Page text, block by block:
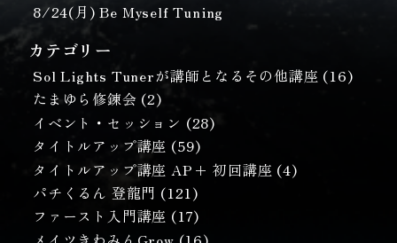
8/24(月) Be Myself Tuning
カテゴリー
Sol Lights Tunerが講師となるその他講座 (16)
たまゆら修錬会 (2)
イベント・セッション (28)
タイトルアップ講座 (59)
タイトルアップ講座 AP+ 初回講座 (4)
パチくるん 登龍門 (121)
ファースト入門講座 (17)